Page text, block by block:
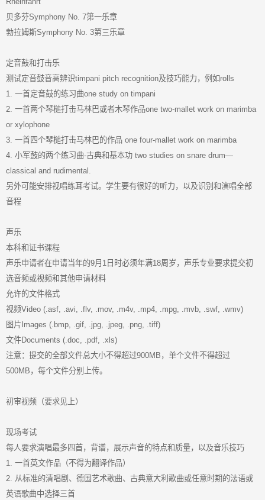
贝多芬Symphony No. 7第一乐章
勃拉姆斯Symphony No. 3第三乐章
定音鼓和打击乐
测试定音鼓音高辨识timpani pitch recognition及技巧能力，例如rolls
1. 一首定音鼓的练习曲one study on timpani
2. 一首两个琴槌打击马林巴或者木琴作品one two-mallet work on marimba
or xylophone
3. 一首四个琴槌打击马林巴的作品 one four-mallet work on marimba
4. 小军鼓的两个练习曲-古典和基本功 two studies on snare drum—
classical and rudimental.
另外可能安排视唱练耳考试。学生要有很好的听力，以及识别和演唱全部
音程
声乐
本科和证书课程
声乐申请者在申请当年的9月1日时必须年满18周岁，声乐专业要求提交初
选音频或视频和其他申请材料
允许的文件格式
视频Video (.asf, .avi, .flv, .mov, .m4v, .mp4, .mpg, .mvb, .swf, .wmv)
图片Images (.bmp, .gif, .jpg, .jpeg, .png, .tiff)
文件Documents (.doc, .pdf, .xls)
注意：提交的全部文件总大小不得超过900MB，单个文件不得超过
500MB，每个文件分别上传。
初审视频（要求见上）
现场考试
每人要求演唱最多四首，背谱，展示声音的特点和质量，以及音乐技巧
1. 一首英文作品（不得为翻译作品）
2. 从标准的清唱剧、德国艺术歌曲、古典意大利歌曲或任意时期的法语或
英语歌曲中选择三首